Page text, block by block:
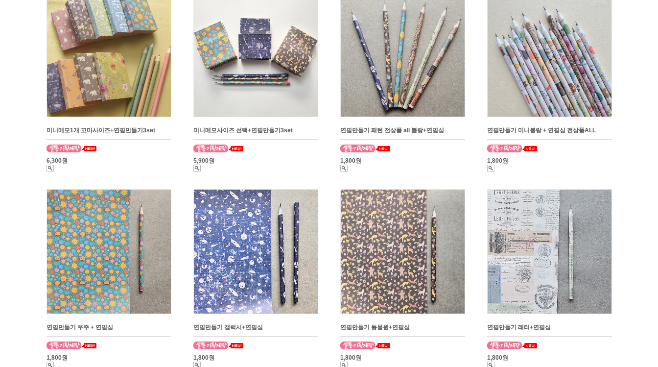
미니메모1개 꼬마사이즈+연필만들기3set
6,300원
미니메모사이즈 선택+연필만들기3set
5,900원
연필만들기 패턴 전상품 all 블랑+연필심
1,800원
연필만들기 미니블랑 + 연필심 전상품ALL
1,800원
연필만들기 우주 + 연필심
1,800원
연필만들기 갤럭시+연필심
1,800원
연필만들기 동물원+연필심
1,800원
연필만들기 레터+연필심
1,800원